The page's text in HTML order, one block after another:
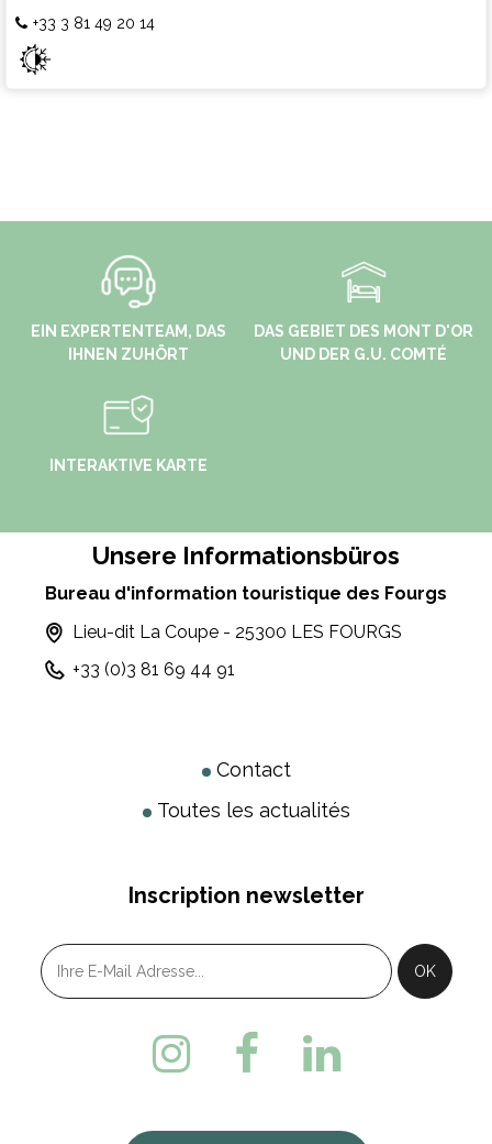
+33 3 81 49 20 14
EIN EXPERTENTEAM, DAS
IHNEN ZUHÖRT
DAS GEBIET DES MONT D'OR
UND DER G.U. COMTÉ
INTERAKTIVE KARTE
Unsere Informationsbüros
Bureau d'information touristique des Fourgs
Lieu-dit La Coupe - 25300 LES FOURGS
+33 (0)3 81 69 44 91
Contact
Toutes les actualités
Inscription newsletter